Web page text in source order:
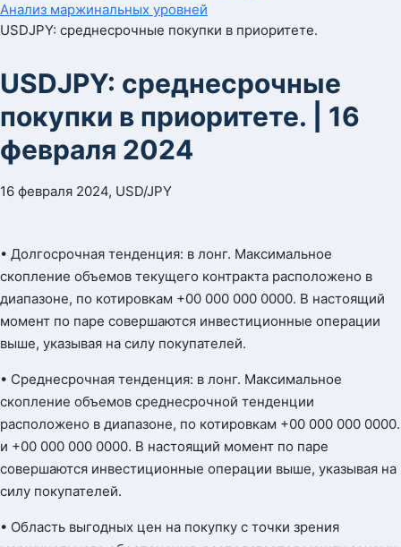
Анализ маржинальных уровней
USDJPY: среднесрочные покупки в приоритете.
USDJPY: среднесрочные
покупки в приоритете. | 16
февраля 2024
16 февраля 2024, USD/JPY
• Долгосрочная тенденция: в лонг. Максимальное
скопление объемов текущего контракта расположено в
диапазоне, по котировкам +00 000 000 0000. В настоящий
момент по паре совершаются инвестиционные операции
выше, указывая на силу покупателей.
• Среднесрочная тенденция: в лонг. Максимальное
скопление объемов среднесрочной тенденции
расположено в диапазоне, по котировкам +00 000 000 0000.
и +00 000 000 0000. В настоящий момент по паре
совершаются инвестиционные операции выше, указывая на
силу покупателей.
• Область выгодных цен на покупку с точки зрения